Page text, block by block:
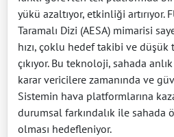
yükü azaltıyor, etkinliği artırıyor.
Taramalı Dizi (AESA) mimarisi
hızı, çoklu hedef takibi ve
çıkıyor. Bu teknoloji, sahada
karar vericilere zamanında ve
Sistemin hava platformlarına
durumsal farkındalık ile sahada
olması hedefleniyor.